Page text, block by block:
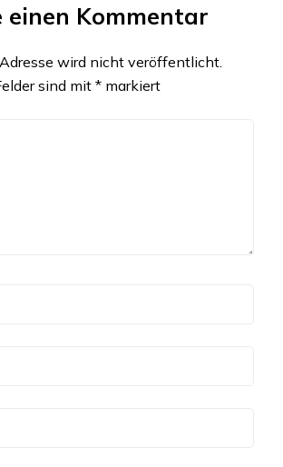
einen Kommentar
wird nicht veröffentlicht.
sind mit * markiert